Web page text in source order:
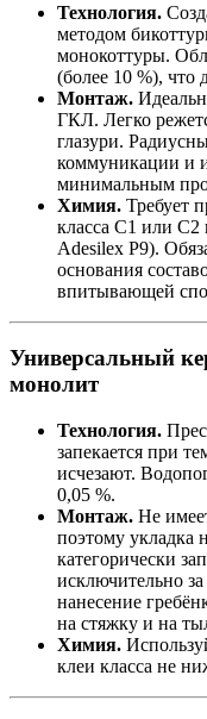
Технология.
методом
монокоттуры.
(более 10 %), что
Монтаж.
ГКЛ. Легко
глазури.
коммуникации и
минимальным
Химия. Требует
класса C1 или
Adesilex P9).
основания
впитывающей
Универсальный
монолит
Технология.
запекается при
исчезают.
0,05 %.
Монтаж. Не
поэтому укладка
категорически
исключительно за
нанесение
на стяжку и на
Химия.
клеи класса не